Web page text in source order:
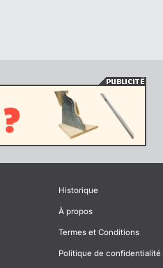
Historique
À propos
Termes et Conditions
Politique de confidentialité